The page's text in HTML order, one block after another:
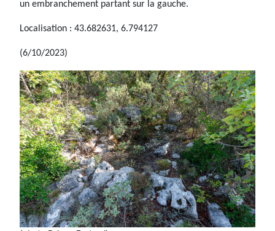
un embranchement partant sur la gauche.
Localisation : 43.682631, 6.794127
(6/10/2023)